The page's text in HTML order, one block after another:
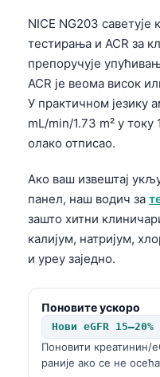
NICE NG203
тестирања и ACR за
препоручује
ACR је веома висок
У практичном језику
mL/min/1.73 m² у
олако отписао.
Ако ваш извештај
панел, наш водич за
зашто хитни
калијум, натријум,
и уреу заједно.
Поновите ускоро
Нови eGFR 15–20%
Поновити креатинин/
раније ако се не
ಕನ್ನಡ
മലയാളം
Tagalog
ไทย
ဗမာစာ
Kiswahili
Українська
O‘zbekcha